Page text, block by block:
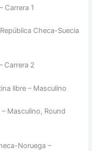
Carrera 1
Checa-Suecia
Carrera 2
libre – Masculino
Masculino, Round
Noruega –